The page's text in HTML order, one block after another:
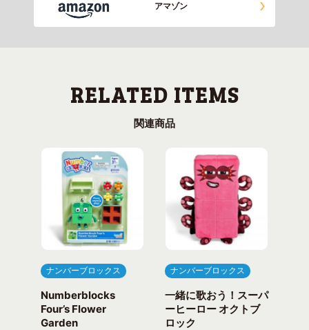
アマゾン
関連商品
ナンバーブロックス
Numberblocks
Four’s Flower
Garden
ナンバーブロックス
一緒に歌おう！スーパ
ーヒーロー オクトブ
ロック